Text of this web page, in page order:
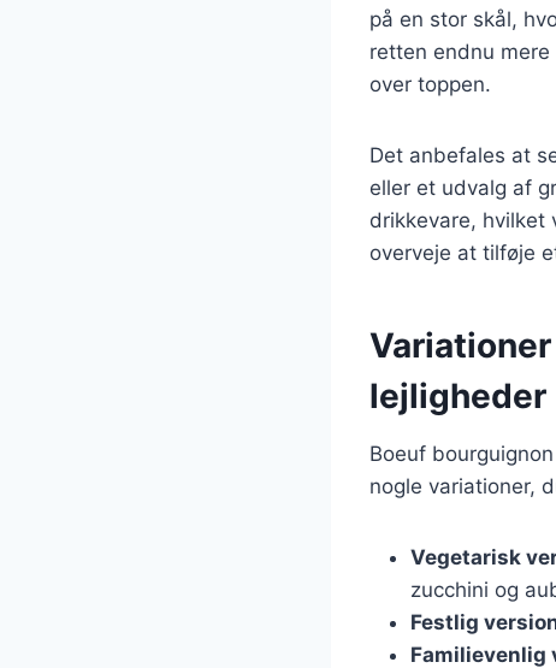
på en stor skål,
retten endnu
over toppen.
Det anbefales at
eller et udvalg af
drikkevare, hvilket
overveje at tilføje
lejligheder
Boeuf
nogle variationer,
Vegetarisk
zucchini og
Festlig
Familievenlig